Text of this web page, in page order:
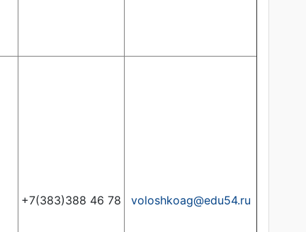
+7(383)388 46 78 voloshkoag@edu54.ru